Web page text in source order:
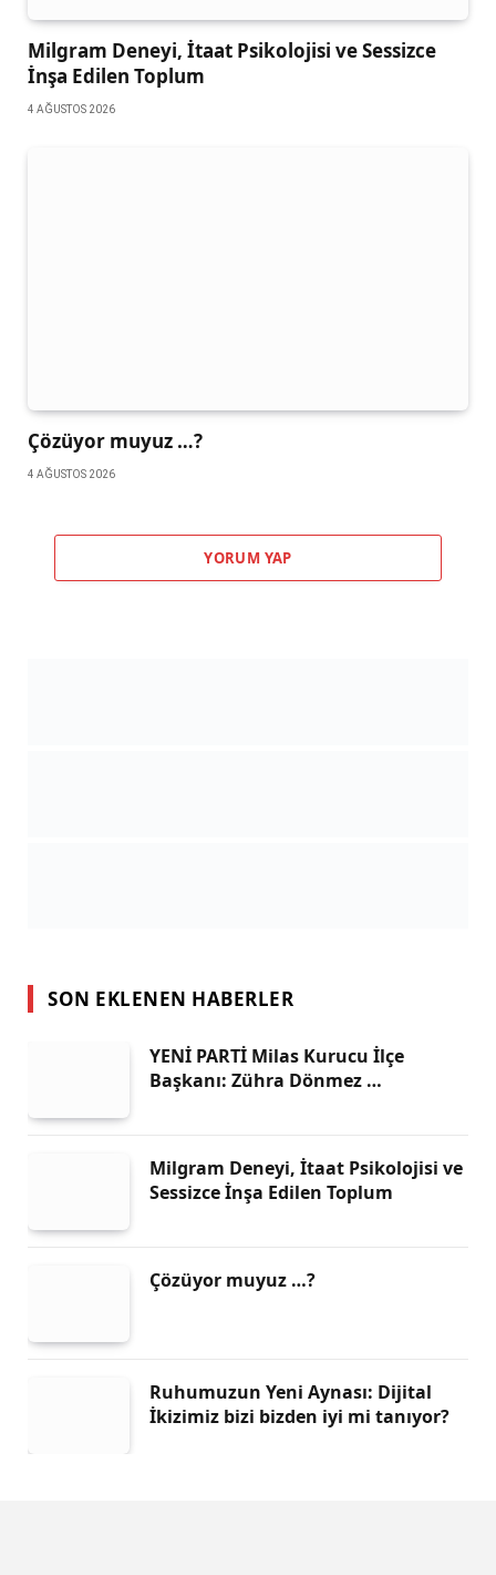
Milgram Deneyi, İtaat Psikolojisi ve Sessizce
İnşa Edilen Toplum
4 AĞUSTOS 2026
Çözüyor muyuz …?
4 AĞUSTOS 2026
YORUM YAP
SON EKLENEN HABERLER
YENİ PARTİ Milas Kurucu İlçe
Başkanı: Zühra Dönmez …
Milgram Deneyi, İtaat Psikolojisi ve
Sessizce İnşa Edilen Toplum
Çözüyor muyuz …?
Ruhumuzun Yeni Aynası: Dijital
İkizimiz bizi bizden iyi mi tanıyor?